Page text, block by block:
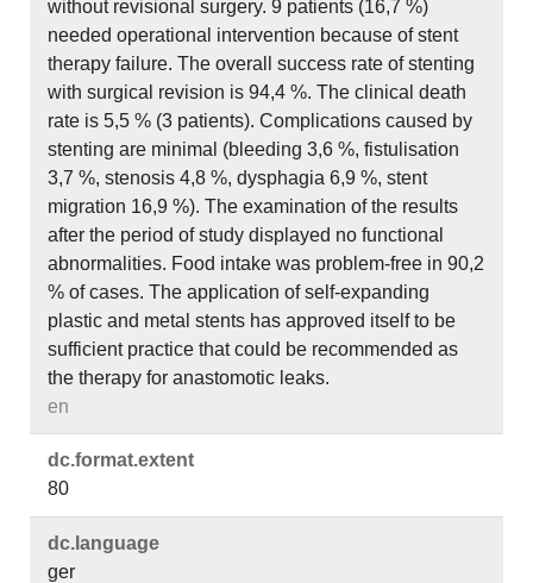
without revisional surgery. 9 patients (16,7 %)
needed operational intervention because of stent
therapy failure. The overall success rate of stenting
with surgical revision is 94,4 %. The clinical death
rate is 5,5 % (3 patients). Complications caused by
stenting are minimal (bleeding 3,6 %, fistulisation
3,7 %, stenosis 4,8 %, dysphagia 6,9 %, stent
migration 16,9 %). The examination of the results
after the period of study displayed no functional
abnormalities. Food intake was problem-free in 90,2
% of cases. The application of self-expanding
plastic and metal stents has approved itself to be
sufficient practice that could be recommended as
the therapy for anastomotic leaks.
en
dc.​format.​extent
80
dc.​language
ger